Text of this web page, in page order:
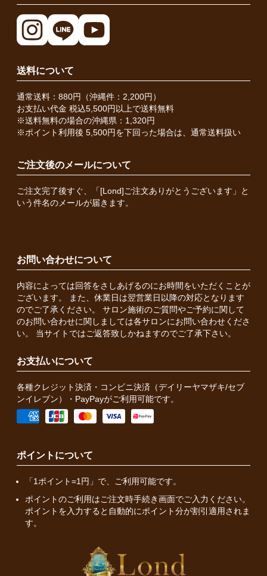
送料について
通常送料：880円（沖縄件：2,200円）
お支払い代金 税込5,500円以上で送料無料
※送料無料の場合の沖縄県：1,320円
※ポイント利用後 5,500円を下回った場合は、通常送料扱い
ご注文後のメールについて
ご注文完了後すぐ、「[Lond]ご注文ありがとうございます」と
いう件名のメールが届きます。
お問い合わせについて
内容によっては回答をさしあげるのにお時間をいただくことが
ございます。 また、休業日は翌営業日以降の対応となります
のでご了承ください。 サロン施術のご質問やご予約に関して
のお問い合わせに関しましては各サロンにお問い合わせくださ
い。 当サイトではご返答致しかねますのでご了承下さい。
お支払いについて
各種クレジット決済・コンビニ決済（デイリーヤマザキ/セブ
ンイレブン）・PayPayがご利用可能です。
ポイントについて
「1ポイント=1円」で、ご利用可能です。
ポイントのご利用はご注文時手続き画面でご入力ください。
ポイントを入力すると自動的にポイント分が割引適用されま
す。